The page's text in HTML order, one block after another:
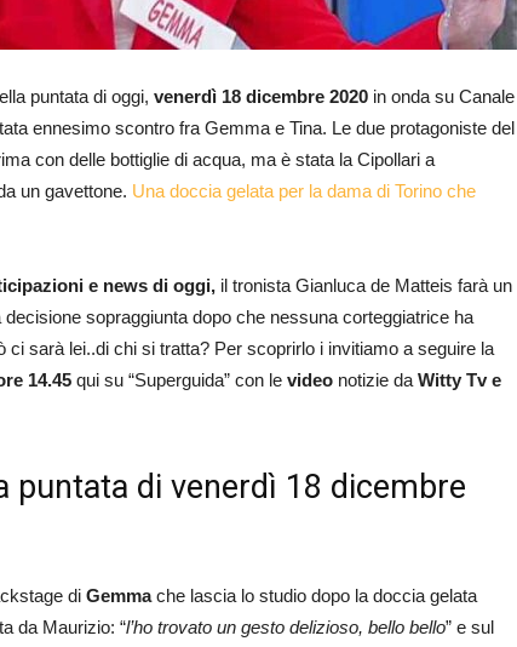
puntata di oggi, venerdì 18 dicembre 2020 in onda su Canale
ennesimo scontro fra Gemma e Tina. Le due protagoniste del
con delle bottiglie di acqua, ma è stata la Cipollari a
un gavettone. Una doccia gelata per la dama di Torino che
ioni e news di oggi, il tronista Gianluca de Matteis farà un
sopraggiunta dopo che nessuna corteggiatrice ha
ci sarà lei..di chi si tratta? Per scoprirlo i invitiamo a seguire la
14.45 qui su “Superguida” con le video notizie da Witty Tv e
puntata di venerdì 18 dicembre
di Gemmache lascia lo studio dopo la doccia gelata
da Maurizio: “l’ho trovato un gesto delizioso, bello bello” e sul